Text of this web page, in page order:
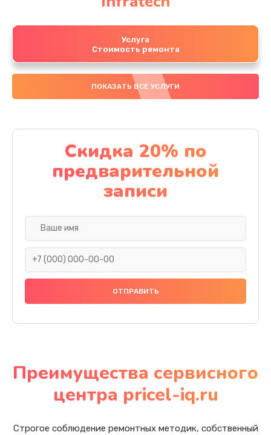
Услуга
Стоимость ремонта
ПОКАЗАТЬ ВСЕ УСЛУГИ
Скидка 20% по
предварительной
записи
Преимущества сервисного
центра pricel-iq.ru
Строгое соблюдение ремонтных методик, собственный